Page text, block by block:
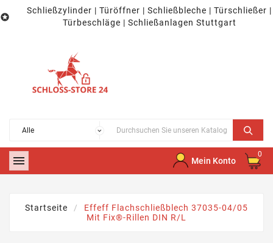

Schließzylinder | Türöffner | Schließbleche | Türschließer |
Türbeschläge | Schließanlagen Stuttgart
 Mein Konto
0
Startseite
Effeff Flachschließblech 37035-04/05
Mit Fix®-Rillen DIN R/L